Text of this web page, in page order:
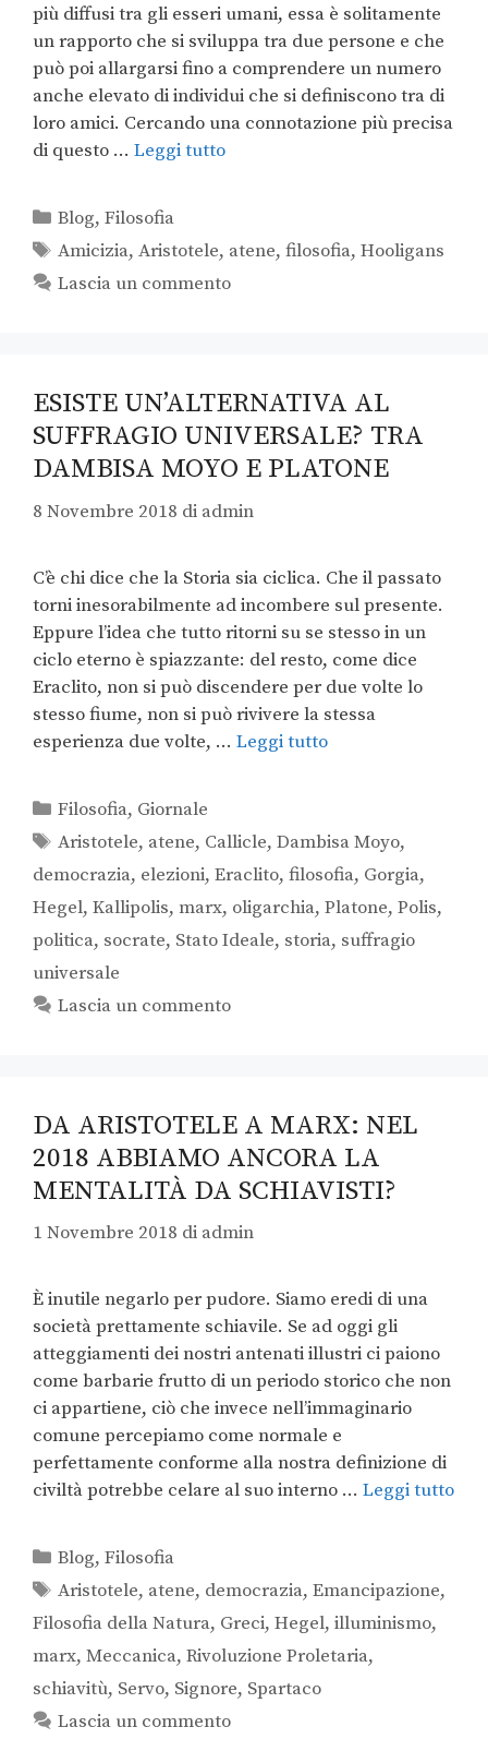
più diffusi tra gli esseri umani, essa è solitamente
un rapporto che si sviluppa tra due persone e che
può poi allargarsi fino a comprendere un numero
anche elevato di individui che si definiscono tra di
loro amici. Cercando una connotazione più precisa
di questo … Leggi tutto
Blog,Filosofia
Amicizia,Aristotele, atene,filosofia,Hooligans
Lascia un commento
ESISTE UN’ALTERNATIVA AL
SUFFRAGIO UNIVERSALE? TRA
DAMBISA MOYO E PLATONE
8 Novembre 2018 di admin
C’è chi dice che la Storia sia ciclica. Che il passato
torni inesorabilmente ad incombere sul presente.
Eppure l’idea che tutto ritorni su se stesso in un
ciclo eterno è spiazzante: del resto, come dice
Eraclito, non si può discendere per due volte lo
stesso fiume, non si può rivivere la stessa
esperienza due volte, … Leggi tutto
Filosofia, Giornale
Aristotele, atene, Callicle,Dambisa Moyo,
democrazia, elezioni, Eraclito, filosofia, Gorgia,
Hegel, Kallipolis, marx, oligarchia, Platone, Polis,
politica, socrate, Stato Ideale, storia, suffragio
universale
Lascia un commento
DA ARISTOTELE A MARX: NEL
2018 ABBIAMO ANCORA LA
MENTALITÀ DA SCHIAVISTI?
1 Novembre 2018 di admin
È inutile negarlo per pudore. Siamo eredi di una
società prettamente schiavile. Se ad oggi gli
atteggiamenti dei nostri antenati illustri ci paiono
come barbarie frutto di un periodo storico che non
ci appartiene, ciò che invece nell’immaginario
comune percepiamo come normale e
perfettamente conforme alla nostra definizione di
civiltà potrebbe celare al suo interno … Leggi tutto
Blog,Filosofia
Aristotele, atene, democrazia,Emancipazione,
Filosofia della Natura, Greci, Hegel, illuminismo,
marx, Meccanica, Rivoluzione Proletaria,
schiavitù, Servo, Signore, Spartaco
Lascia un commento